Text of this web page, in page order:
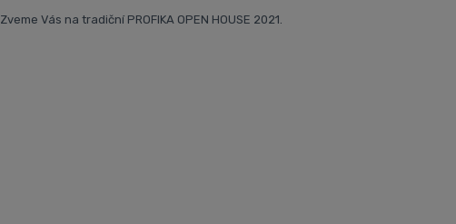
Zveme Vás na tradiční PROFIKA OPEN HOUSE 2021.